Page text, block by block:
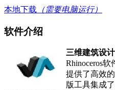
本地下载 （需要电脑运行）
软件介绍
三维建筑设
Rhinoceros
提供了高效
版工具集成